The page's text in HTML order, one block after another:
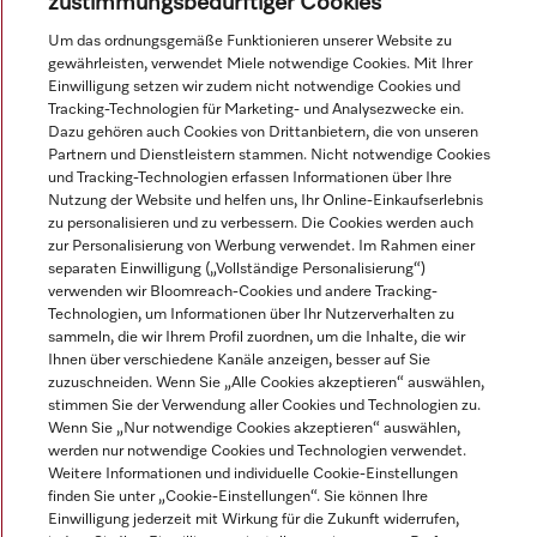
Dekorationsmaterial.
© Miele & Cie. KG.
Um das ordnungsgemäße Funktionieren unserer Website zu
gewährleisten, verwendet Miele notwendige Cookies. Mit Ihrer
Einwilligung setzen wir zudem nicht notwendige Cookies und
Tracking-Technologien für Marketing- und Analysezwecke ein.
Dazu gehören auch Cookies von Drittanbietern, die von unseren
Partnern und Dienstleistern stammen. Nicht notwendige Cookies
und Tracking-Technologien erfassen Informationen über Ihre
Nutzung der Website und helfen uns, Ihr Online-Einkaufserlebnis
zu personalisieren und zu verbessern. Die Cookies werden auch
zur Personalisierung von Werbung verwendet. Im Rahmen einer
separaten Einwilligung („Vollständige Personalisierung“)
verwenden wir Bloomreach-Cookies und andere Tracking-
Technologien, um Informationen über Ihr Nutzerverhalten zu
sammeln, die wir Ihrem Profil zuordnen, um die Inhalte, die wir
Ihnen über verschiedene Kanäle anzeigen, besser auf Sie
zuzuschneiden. Wenn Sie „Alle Cookies akzeptieren“ auswählen,
stimmen Sie der Verwendung aller Cookies und Technologien zu.
Wenn Sie „Nur notwendige Cookies akzeptieren“ auswählen,
werden nur notwendige Cookies und Technologien verwendet.
Weitere Informationen und individuelle Cookie-Einstellungen
finden Sie unter „Cookie-Einstellungen“. Sie können Ihre
Einwilligung jederzeit mit Wirkung für die Zukunft widerrufen,